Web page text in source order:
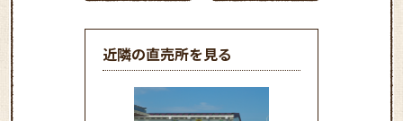
近隣の直売所を見る